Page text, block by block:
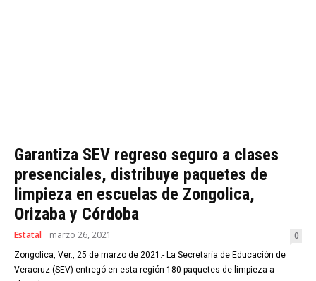
Garantiza SEV regreso seguro a clases
presenciales, distribuye paquetes de
limpieza en escuelas de Zongolica,
Orizaba y Córdoba
Estatal marzo 26, 2021 0
Zongolica, Ver., 25 de marzo de 2021.- La Secretaría de Educación de
Veracruz (SEV) entregó en esta región 180 paquetes de limpieza a